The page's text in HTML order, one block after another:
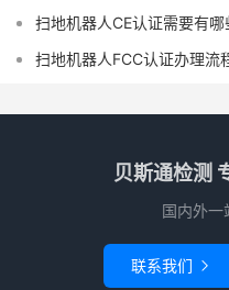
扫地机器人CE认证需要有
扫地机器人FCC认证办理流
贝斯通检测
国内外一
联系我们 